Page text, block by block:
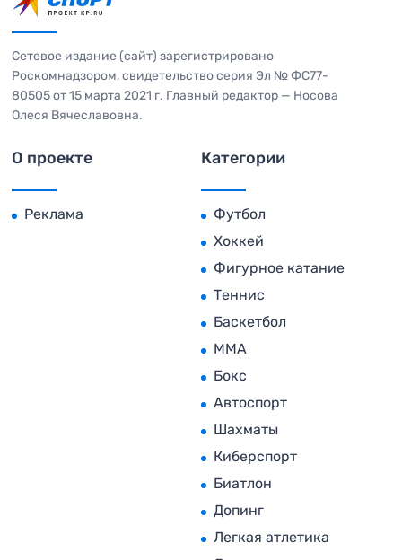
Сетевое издание (сайт) зарегистрировано
Роскомнадзором, свидетельство серия Эл № ФС77-
80505 от 15 марта 2021 г. Главный редактор — Носова
Олеся Вячеславовна.
О проекте
Реклама
Категории
Футбол
Хоккей
Фигурное катание
Теннис
Баскетбол
MMA
Бокс
Автоспорт
Шахматы
Киберспорт
Биатлон
Допинг
Легкая атлетика